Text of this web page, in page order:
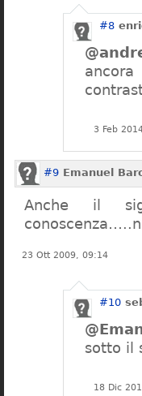
#8
3 Feb
#9 Emanuel
Anche il
23 Ott 2009, 09:14
#10
sotto il
18 Dic